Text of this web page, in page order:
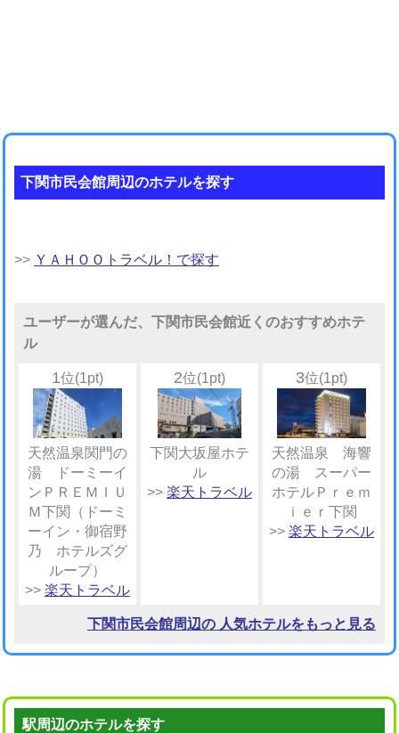
下関市民会館周辺のホテルを探す
>> ＹＡＨＯＯトラベル！で探す
ユーザーが選んだ、下関市民会館近くのおすすめホテ
ル
1位(1pt)
天然温泉関門の
湯 ドーミーイ
ンＰＲＥＭＩＵ
Ｍ下関（ドーミ
ーイン・御宿野
乃 ホテルズグ
ループ）
>> 楽天トラベル
2位(1pt)
下関大坂屋ホテ
ル
>> 楽天トラベル
3位(1pt)
天然温泉 海響
の湯 スーパー
ホテルＰｒｅｍ
ｉｅｒ下関
>> 楽天トラベル
下関市民会館周辺の 人気ホテルをもっと見る
駅周辺のホテルを探す